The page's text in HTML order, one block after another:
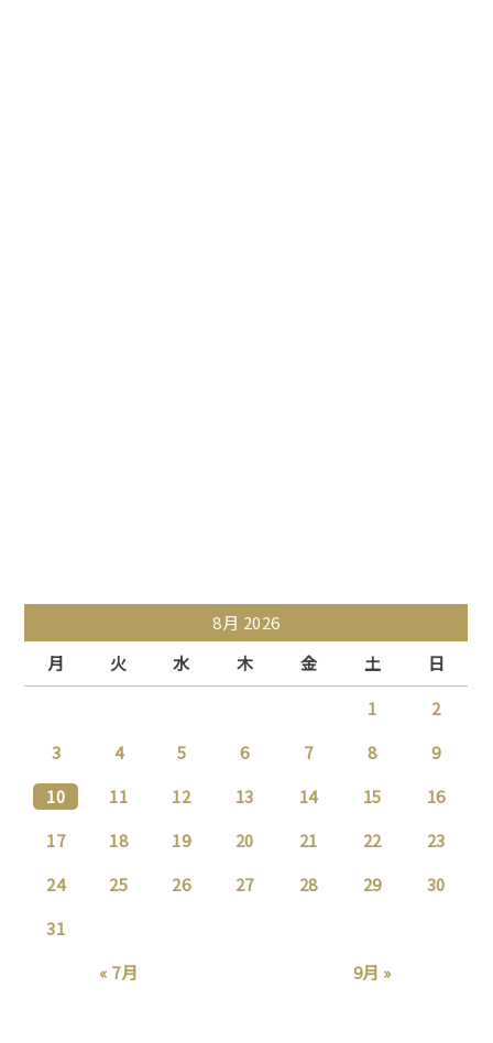
8月 2026
月
火 水 木 金 土
日
1
2
3
4 5 6 7 8
9
10
11 12 13 14 15
16
17
18 19 20 21 22
23
24
25 26 27 28 29
30
31
« 7月
9月 »